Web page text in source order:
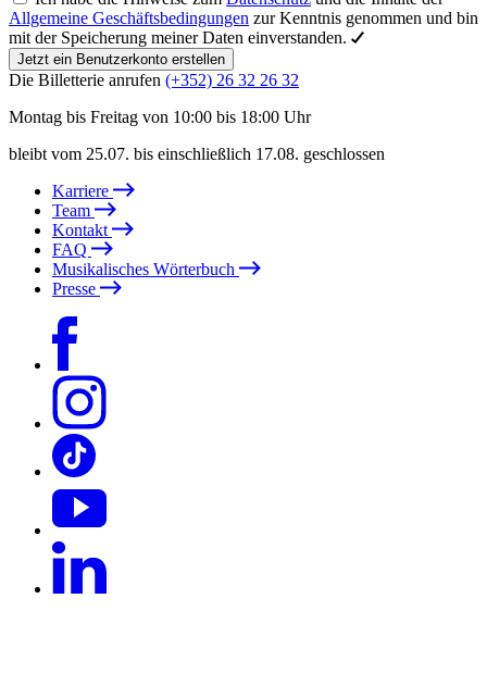
Allgemeine Geschäftsbedingungen zur Kenntnis genommen und bin
mit der Speicherung meiner Daten einverstanden.
Jetzt ein Benutzerkonto erstellen
Die Billetterie anrufen (+352) 26 32 26 32
Montag bis Freitag von 10:00 bis 18:00 Uhr
bleibt vom 25.07. bis einschließlich 17.08. geschlossen
Karriere
Team
Kontakt
FAQ
Musikalisches Wörterbuch
Presse